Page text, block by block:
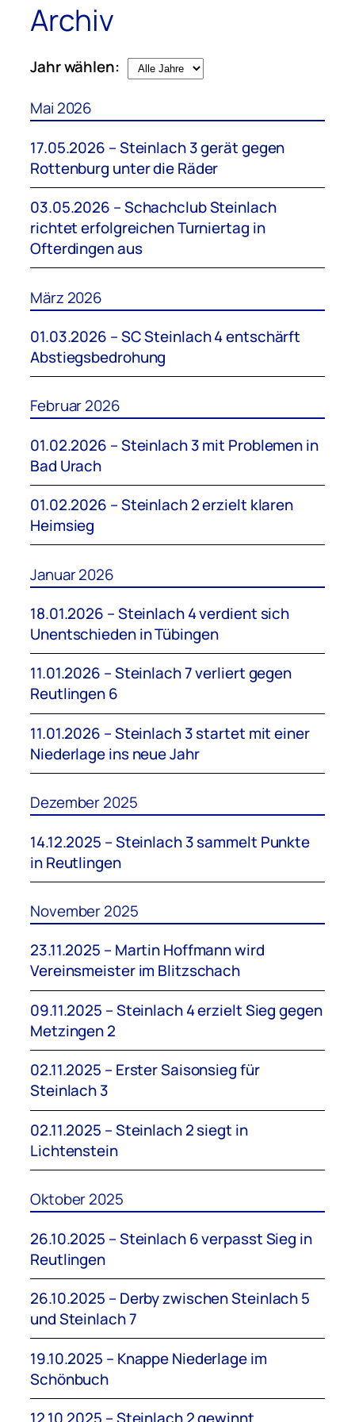
Archiv
Jahr wählen:
Mai 2026
17.05.2026 – Steinlach 3 gerät gegen
Rottenburg unter die Räder
03.05.2026 – Schachclub Steinlach
richtet erfolgreichen Turniertag in
Ofterdingen aus
März 2026
01.03.2026 – SC Steinlach 4 entschärft
Abstiegsbedrohung
Februar 2026
01.02.2026 – Steinlach 3 mit Problemen in
Bad Urach
01.02.2026 – Steinlach 2 erzielt klaren
Heimsieg
Januar 2026
18.01.2026 – Steinlach 4 verdient sich
Unentschieden in Tübingen
11.01.2026 – Steinlach 7 verliert gegen
Reutlingen 6
11.01.2026 – Steinlach 3 startet mit einer
Niederlage ins neue Jahr
Dezember 2025
14.12.2025 – Steinlach 3 sammelt Punkte
in Reutlingen
November 2025
23.11.2025 – Martin Hoffmann wird
Vereinsmeister im Blitzschach
09.11.2025 – Steinlach 4 erzielt Sieg gegen
Metzingen 2
02.11.2025 – Erster Saisonsieg für
Steinlach 3
02.11.2025 – Steinlach 2 siegt in
Lichtenstein
Oktober 2025
26.10.2025 – Steinlach 6 verpasst Sieg in
Reutlingen
26.10.2025 – Derby zwischen Steinlach 5
und Steinlach 7
19.10.2025 – Knappe Niederlage im
Schönbuch